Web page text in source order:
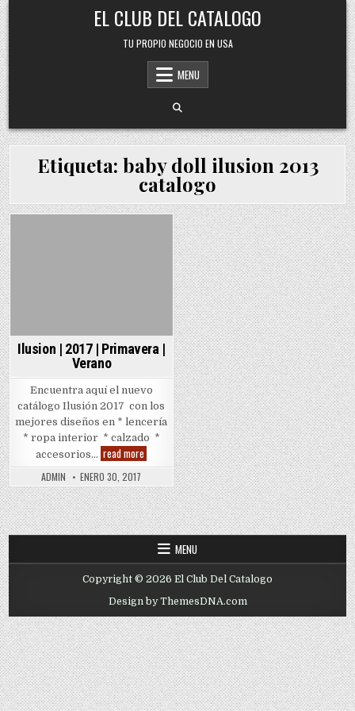
Skip
to
content
EL CLUB DEL CATALOGO
TU PROPIO NEGOCIO EN USA
MENU
Etiqueta: baby doll ilusion 2013
catalogo
Ilusion | 2017 | Primavera |
Verano
Encuentra aquí el nuevo
catálogo Ilusión 2017 con los
mejores diseños en * lencería
* ropa interior * calzado *
accesorios… read more
|
|
Primavera
|
Verano
ADMIN ENERO 30, 2017
MENU
Copyright © 2026 El Club Del Catalogo
Design by ThemesDNA.com